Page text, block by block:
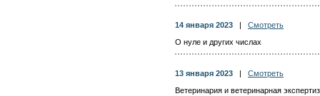
14 января 2023
Смотреть
О нуле и других числах
13 января 2023
Смотреть
Ветеринария и ветеринарная